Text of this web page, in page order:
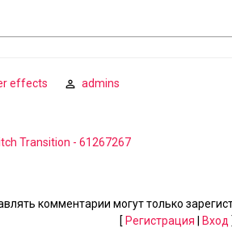
effects
admins
Transition - 61267267
комментарии могут только
[ Регистрация Вход